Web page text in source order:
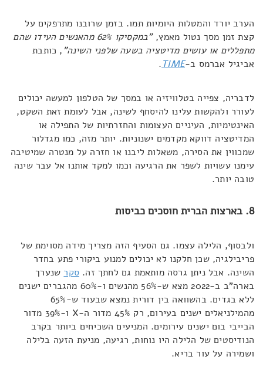
הערב יורד והמטלות היומיות תמו. בזמן שרובנו מתרפקים על
קצת זמן מסך נטול מאמץ,"במקסיקו 62% מהאנשים העידו
שהם
מתפללים או עושים מדיטציה בשעה שלפני השינה", כותבת
אביגיל אברמס ב-TIME
.
לדבריה, צפייה בטלוויזיה או במסך של הטלפון למעשה יכולים
לעורר ולהקשות עלינו להיסחף לשינה, אבל לעומת זאת השקט,
האינטימיות, העיניים העצומות והחזרתיות של התפילה או
המדיטציה דווקא מקדמים ישנוניות. יותר מזה, כמו מגדלור
שמכווין את הסירה, משאלות ליבנו או חזרה על מנטרה שמיטיבה
עימנו עשויות לשפר את הרגיעה וכמו למקד אותנו אל עבר שינה
טובה יותר.
8. בארצות הברית חוסכים כביסות
ולבסוף, הלילה עצמו. גם הסעיף הזה מצריך מידה מסוימת של
פריבילגיה, שכן חלקנו לא יכולים למנוע ביקורי פתע בחדר
השינה. אבל ניתן גרסה מותאמת גם לחתך זה. סקר שנערך
בארה"ב ב-2022 מצא ש-56% מהנשים ו-60% מהגברים ישנים
ללא בגדים. בהשוואה בין דורית נמצא שבעוד ש-65%
מהמילניאלים ישנים בעירום, רק 45% מדור ה-X ו-39% מדור
הבייבי בום ישנים עירומים. המניעים השכיחים ביותר בקרב
הנודיסטים של הלילה היו נוחות, רגיעה, מניעת הזעה בלילה
ושמירה על עור בריא.